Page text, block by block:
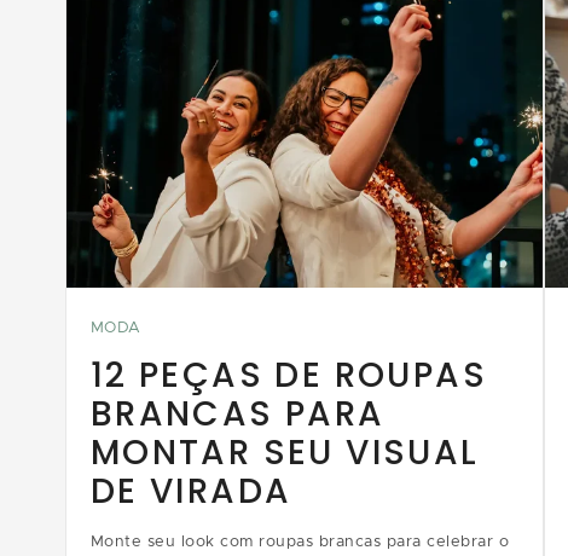
MODA
12 PEÇAS DE ROUPAS
BRANCAS PARA
MONTAR SEU VISUAL
DE VIRADA
Monte seu look com roupas brancas para celebrar o